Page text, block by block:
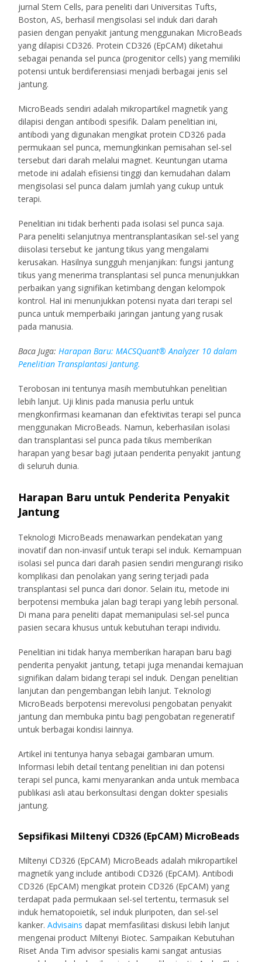
jurnal Stem Cells, para peneliti dari Universitas Tufts,
Boston, AS, berhasil mengisolasi sel induk dari darah
pasien dengan penyakit jantung menggunakan MicroBeads
yang dilapisi CD326. Protein CD326 (EpCAM) diketahui
sebagai penanda sel punca (progenitor cells) yang memiliki
potensi untuk berdiferensiasi menjadi berbagai jenis sel
jantung.
MicroBeads sendiri adalah mikropartikel magnetik yang
dilapisi dengan antibodi spesifik. Dalam penelitian ini,
antibodi yang digunakan mengikat protein CD326 pada
permukaan sel punca, memungkinkan pemisahan sel-sel
tersebut dari darah melalui magnet. Keuntungan utama
metode ini adalah efisiensi tinggi dan kemudahan dalam
mengisolasi sel punca dalam jumlah yang cukup untuk
terapi.
Penelitian ini tidak berhenti pada isolasi sel punca saja.
Para peneliti selanjutnya mentransplantasikan sel-sel yang
diisolasi tersebut ke jantung tikus yang mengalami
kerusakan. Hasilnya sungguh menjanjikan: fungsi jantung
tikus yang menerima transplantasi sel punca menunjukkan
perbaikan yang signifikan ketimbang dengan kelompok
kontrol. Hal ini menunjukkan potensi nyata dari terapi sel
punca untuk memperbaiki jaringan jantung yang rusak
pada manusia.
Baca Juga:Harapan Baru: MACSQuant® Analyzer 10 dalam
Penelitian Transplantasi Jantung.
Terobosan ini tentunya masih membutuhkan penelitian
lebih lanjut. Uji klinis pada manusia perlu untuk
mengkonfirmasi keamanan dan efektivitas terapi sel punca
menggunakan MicroBeads. Namun, keberhasilan isolasi
dan transplantasi sel punca pada tikus memberikan
harapan yang besar bagi jutaan penderita penyakit jantung
di seluruh dunia.
Harapan Baru untuk Penderita Penyakit
Jantung
Teknologi MicroBeads menawarkan pendekatan yang
inovatif dan non-invasif untuk terapi sel induk. Kemampuan
isolasi sel punca dari darah pasien sendiri mengurangi risiko
komplikasi dan penolakan yang sering terjadi pada
transplantasi sel punca dari donor. Selain itu, metode ini
berpotensi membuka jalan bagi terapi yang lebih personal.
Di mana para peneliti dapat memanipulasi sel-sel punca
pasien secara khusus untuk kebutuhan terapi individu.
Penelitian ini tidak hanya memberikan harapan baru bagi
penderita penyakit jantung, tetapi juga menandai kemajuan
signifikan dalam bidang terapi sel induk. Dengan penelitian
lanjutan dan pengembangan lebih lanjut. Teknologi
MicroBeads berpotensi merevolusi pengobatan penyakit
jantung dan membuka pintu bagi pengobatan regeneratif
untuk berbagai kondisi lainnya.
Artikel ini tentunya hanya sebagai gambaran umum.
Informasi lebih detail tentang penelitian ini dan potensi
terapi sel punca, kami menyarankan anda untuk membaca
publikasi asli atau berkonsultasi dengan dokter spesialis
jantung.
Sepsifikasi Miltenyi CD326 (EpCAM) MicroBeads
Miltenyi CD326 (EpCAM) MicroBeads adalah mikropartikel
magnetik yang include antibodi CD326 (EpCAM). Antibodi
CD326 (EpCAM) mengikat protein CD326 (EpCAM) yang
terdapat pada permukaan sel-sel tertentu, termasuk sel
induk hematopoietik, sel induk pluripoten, dan sel-sel
kanker.Advisains dapat memfasilitasi diskusi lebih lanjut
mengenai product Miltenyi Biotec. Sampaikan Kebutuhan
Riset Anda Tim advisor spesialis kami sangat antusias